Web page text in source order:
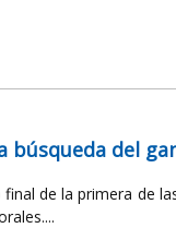
búsqueda del
de la primera de